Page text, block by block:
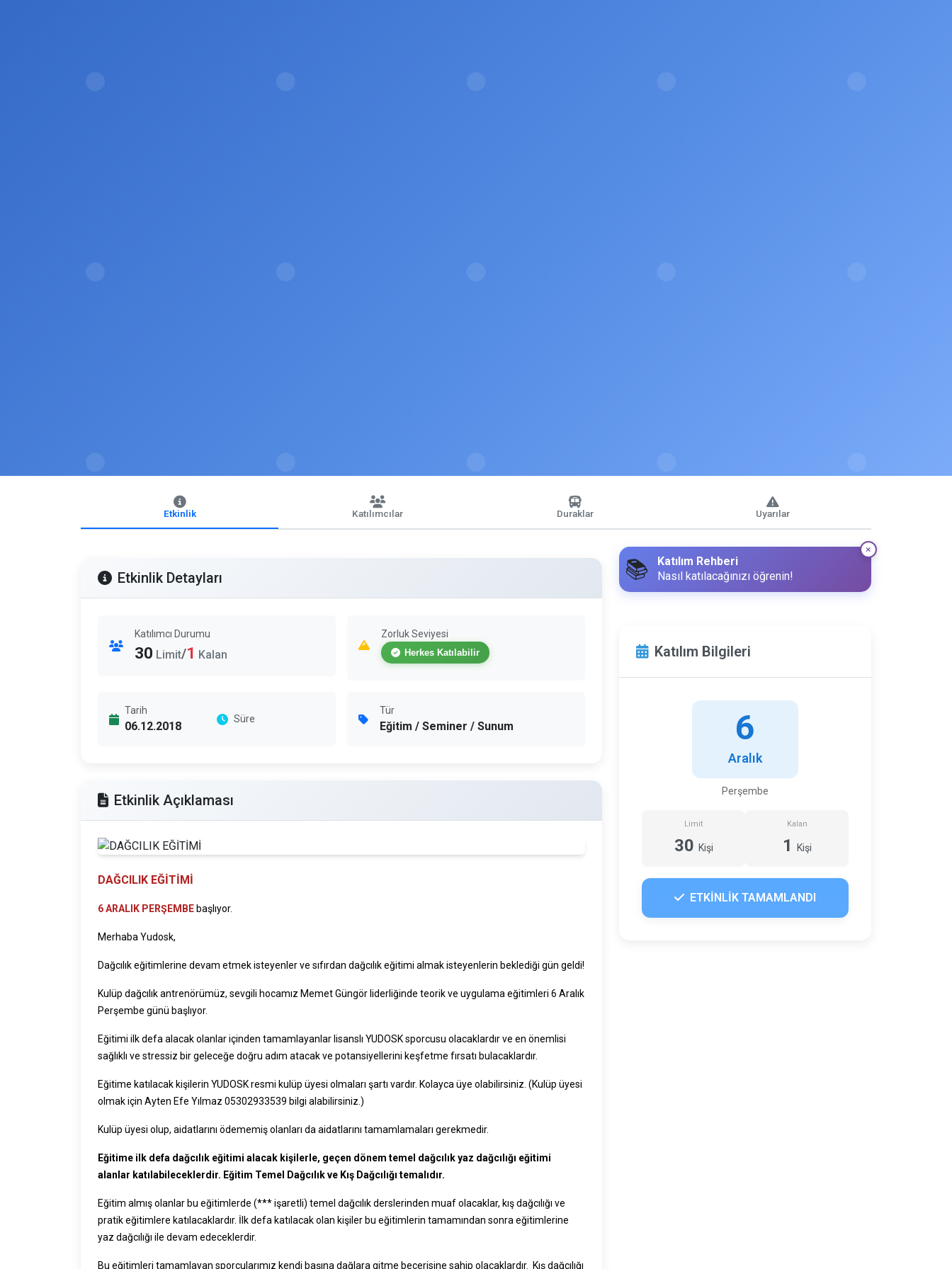
Etkinlik Katılımcılar Duraklar Uyarılar
Etkinlik Detayları
Katılımcı Durumu
30 Limit/1 Kalan
Zorluk Seviyesi
Herkes Katılabilir
Tarih
06.12.2018
Süre
Tür
Eğitim / Seminer / Sunum
Etkinlik Açıklaması
DAĞCILIK EĞİTİMİ
6 ARALIK PERŞEMBE başlıyor.
Merhaba Yudosk,
Dağcılık eğitimlerine devam etmek isteyenler ve sıfırdan dağcılık eğitimi almak isteyenlerin beklediği gün geldi!
Kulüp dağcılık antrenörümüz, sevgili hocamız Memet Güngör liderliğinde teorik ve uygulama eğitimleri 6 Aralık
Perşembe günü başlıyor.
Eğitimi ilk defa alacak olanlar içinden tamamlayanlar lisanslı YUDOSK sporcusu olacaklardır ve en önemlisi
sağlıklı ve stressiz bir geleceğe doğru adım atacak ve potansiyellerini keşfetme fırsatı bulacaklardır.
Eğitime katılacak kişilerin YUDOSK resmi kulüp üyesi olmaları şartı vardır. Kolayca üye olabilirsiniz. (Kulüp üyesi
olmak için Ayten Efe Yılmaz 05302933539 bilgi alabilirsiniz.)
Kulüp üyesi olup, aidatlarını ödememiş olanları da aidatlarını tamamlamaları gerekmedir.
Eğitime ilk defa dağcılık eğitimi alacak kişilerle, geçen dönem temel dağcılık yaz dağcılığı eğitimi
alanlar katılabileceklerdir. Eğitim Temel Dağcılık ve Kış Dağcılığı temalıdır.
Eğitim almış olanlar bu eğitimlerde (*** işaretli) temel dağcılık derslerinden muaf olacaklar, kış dağcılığı ve
pratik eğitimlere katılacaklardır. İlk defa katılacak olan kişiler bu eğitimlerin tamamından sonra eğitimlerine
yaz dağcılığı ile devam edeceklerdir.
Bu eğitimleri tamamlayan sporcularımız kendi başına dağlara gitme becerisine sahip olacaklardır. Kış dağcılığı
📚
Katılım Rehberi
Nasıl katılacağınızı öğrenin!
Katılım Bilgileri
6
Aralık
Perşembe
Limit
30 Kişi
Kalan
1 Kişi
ETKİNLİK TAMAMLANDI